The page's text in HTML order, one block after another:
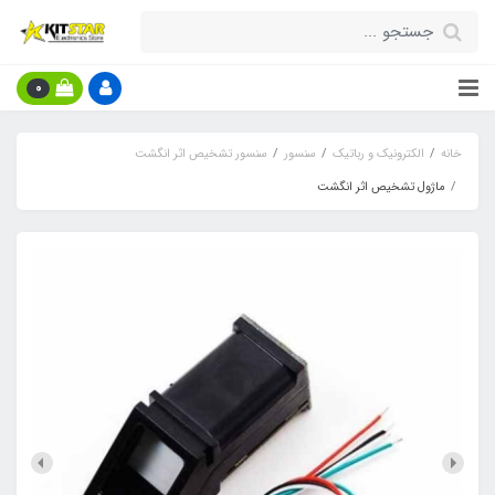
0
خانه الکترونیک و رباتیک سنسور
سنسور تشخیص اثر انگشت
ماژول تشخیص اثر انگشت